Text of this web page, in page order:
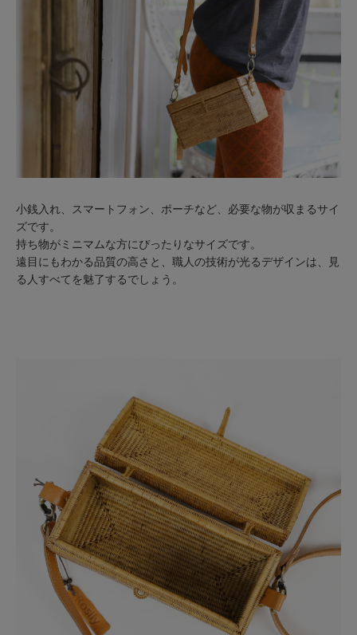
小銭入れ、スマートフォン、ポーチなど、必要な物が収まるサイ
ズです。
持ち物がミニマムな方にぴったりなサイズです。
遠目にもわかる品質の高さと、職人の技術が光るデザインは、見
る人すべてを魅了するでしょう。